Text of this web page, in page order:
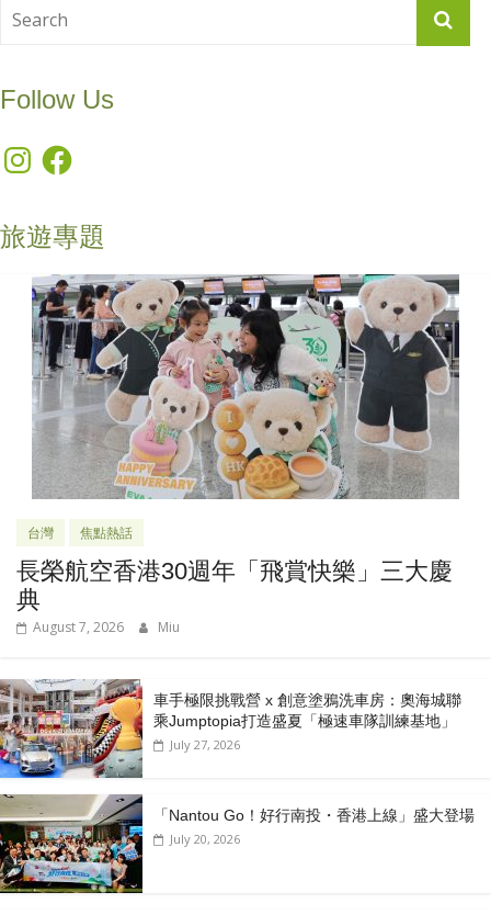
Follow Us
InstagramFacebook
旅遊專題
台灣 焦點熱話
長榮航空香港30週年「飛賞快樂」三大慶
典
August 7, 2026 Miu
車手極限挑戰營 x 創意塗鴉洗車房：奧海城聯
乘Jumptopia打造盛夏「極速車隊訓練基地」
July 27, 2026
「Nantou Go！好行南投・香港上線」盛大登場
July 20, 2026